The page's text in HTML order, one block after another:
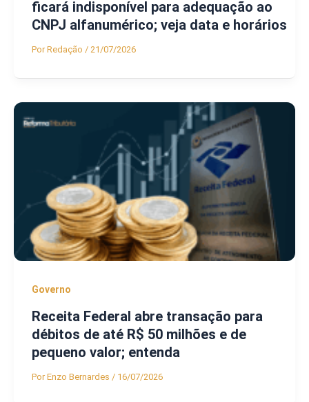
ficará indisponível para adequação ao
CNPJ alfanumérico; veja data e horários
PorRedação / 21/07/2026
Governo
Receita Federal abre transação para
débitos de até R$ 50 milhões e de
pequeno valor; entenda
PorEnzo Bernardes / 16/07/2026